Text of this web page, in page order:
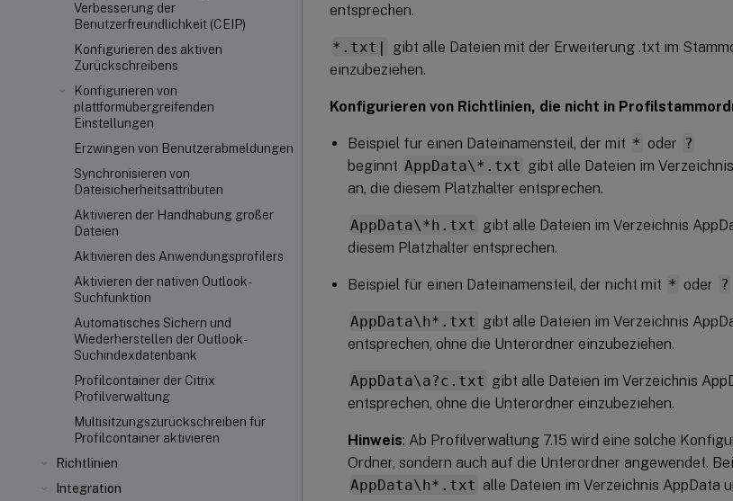
Verbesserung der
Benutzerfreundlichkeit (CEIP)
Konfigurieren des aktiven
Zurückschreibens
Konfigurieren von
plattformübergreifenden
Einstellungen
Erzwingen von Benutzerabmeldungen
Synchronisieren von
Dateisicherheitsattributen
Aktivieren der Handhabung großer
Dateien
Aktivieren des Anwendungsprofilers
Aktivieren der nativen Outlook-
Suchfunktion
Automatisches Sichern und
Wiederherstellen der Outlook-
Suchindexdatenbank
Profilcontainer der Citrix
Profilverwaltung
Multisitzungszurückschreiben für
Profilcontainer aktivieren
Richtlinien
Integration
entsprechen.
*.txt|
gibt alle Dateien mit der Erweiterung .txt im
einzubeziehen.
Konfigurieren von Richtlinien, die nicht in
Beispiel für einen Dateinamensteil, der mit * oder ?
beginnt AppData\*.txt gibt alle Dateien im
an, die diesem Platzhalter entsprechen.
AppData\*h.txt gibt alle Dateien im Verzeichnis
diesem Platzhalter entsprechen.
Beispiel für einen Dateinamensteil, der nicht mit * oder ?
AppData\h*.txt gibt alle Dateien im Verzeichnis
entsprechen, ohne die Unterordner einzubeziehen.
AppData\a?c.txt gibt alle Dateien im Verzeichnis
entsprechen, ohne die Unterordner einzubeziehen.
Hinweis: Ab Profilverwaltung 7.15 wird eine solche
Ordner, sondern auch auf die Unterordner angewendet.
AppData\h*.txt alle Dateien im Verzeichnis AppData